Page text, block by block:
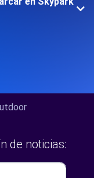
de noticias: